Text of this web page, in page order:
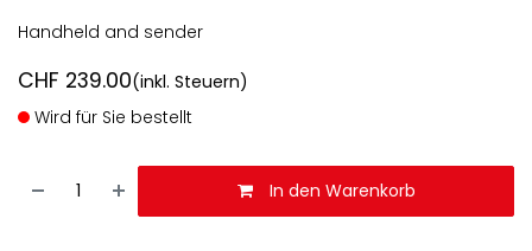
Handheld and sender
CHF 239.00(inkl. Steuern)
Wird für Sie bestellt
In den Warenkorb